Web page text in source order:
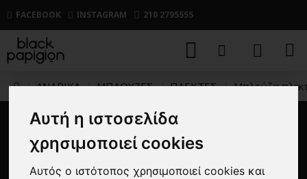
Αυτή η ιστοσελίδα
χρησιμοποιεί cookies
Αυτός ο ιστότοπος χρησιμοποιεί cookies και
FACEBOOK INSTAGRAM 210 2795555
ΑΝΔΡΙΚΑ ΜΠΛΟΥΖΕΣ ΠΛΕΚΤΕΣ Μπλούζα
Μπλούζα πλεκτή Artisti Italiani
μπεζ